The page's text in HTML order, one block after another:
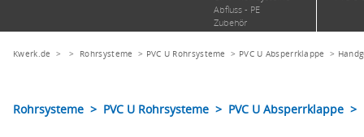
Kwerk.de > > Rohrsysteme > PVC U Rohrsysteme > PVC U Absperrklappe >
Rohrsysteme > PVC U Rohrsysteme > PVC U Absperrklappe >